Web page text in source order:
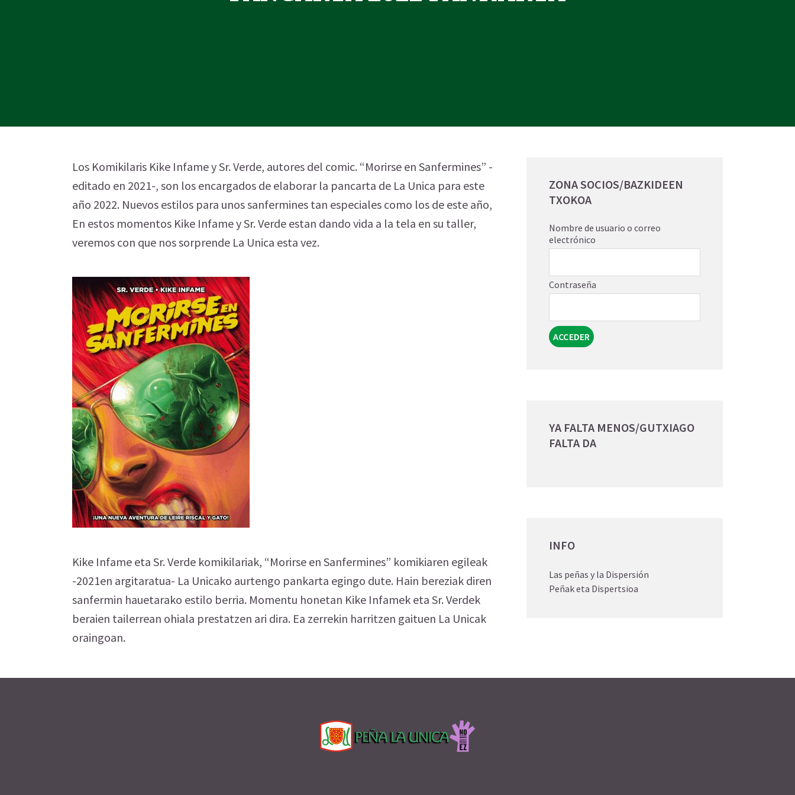
Los Komikilaris Kike Infame y Sr. Verde, autores del comic. “Morirse en Sanfermines” -
editado en 2021-, son los encargados de elaborar la pancarta de La Unica para este
año 2022. Nuevos estilos para unos sanfermines tan especiales como los de este año,
En estos momentos Kike Infame y Sr. Verde estan dando vida a la tela en su taller,
veremos con que nos sorprende La Unica esta vez.
Kike Infame eta Sr. Verde komikilariak, “Morirse en Sanfermines” komikiaren egileak
-2021en argitaratua- La Unicako aurtengo pankarta egingo dute. Hain bereziak diren
sanfermin hauetarako estilo berria. Momentu honetan Kike Infamek eta Sr. Verdek
beraien tailerrean ohiala prestatzen ari dira. Ea zerrekin harritzen gaituen La Unicak
oraingoan.
ZONA SOCIOS/BAZKIDEEN
TXOKOA
Nombre de usuario o correo
electrónico
Contraseña
YA FALTA MENOS/GUTXIAGO
FALTA DA
INFO
Las peñas y la Dispersión
Peñak eta Dispertsioa